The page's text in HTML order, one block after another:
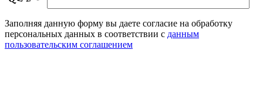
Заполняя данную форму вы даете согласие на обработку
персональных данных в соответствии с данным
пользовательским соглашением